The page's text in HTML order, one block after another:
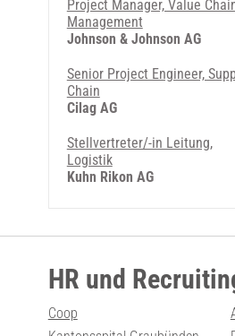
Project Manager, Value
Management
Johnson & Johnson AG
Senior Project Engineer,
Chain
Cilag AG
Stellvertreter/-in Leitung,
Logistik
Kuhn Rikon AG
HR und
Coop